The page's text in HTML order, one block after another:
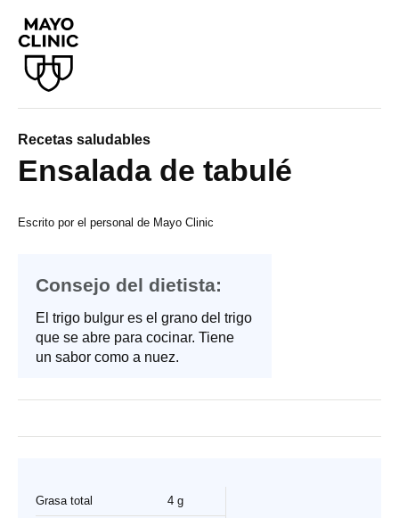
Recetas saludables
Ensalada de tabulé
Escrito por el personal de Mayo Clinic
Consejo del dietista:
El trigo bulgur es el grano del trigo
que se abre para cocinar. Tiene
un sabor como a nuez.
Grasa total 4 g